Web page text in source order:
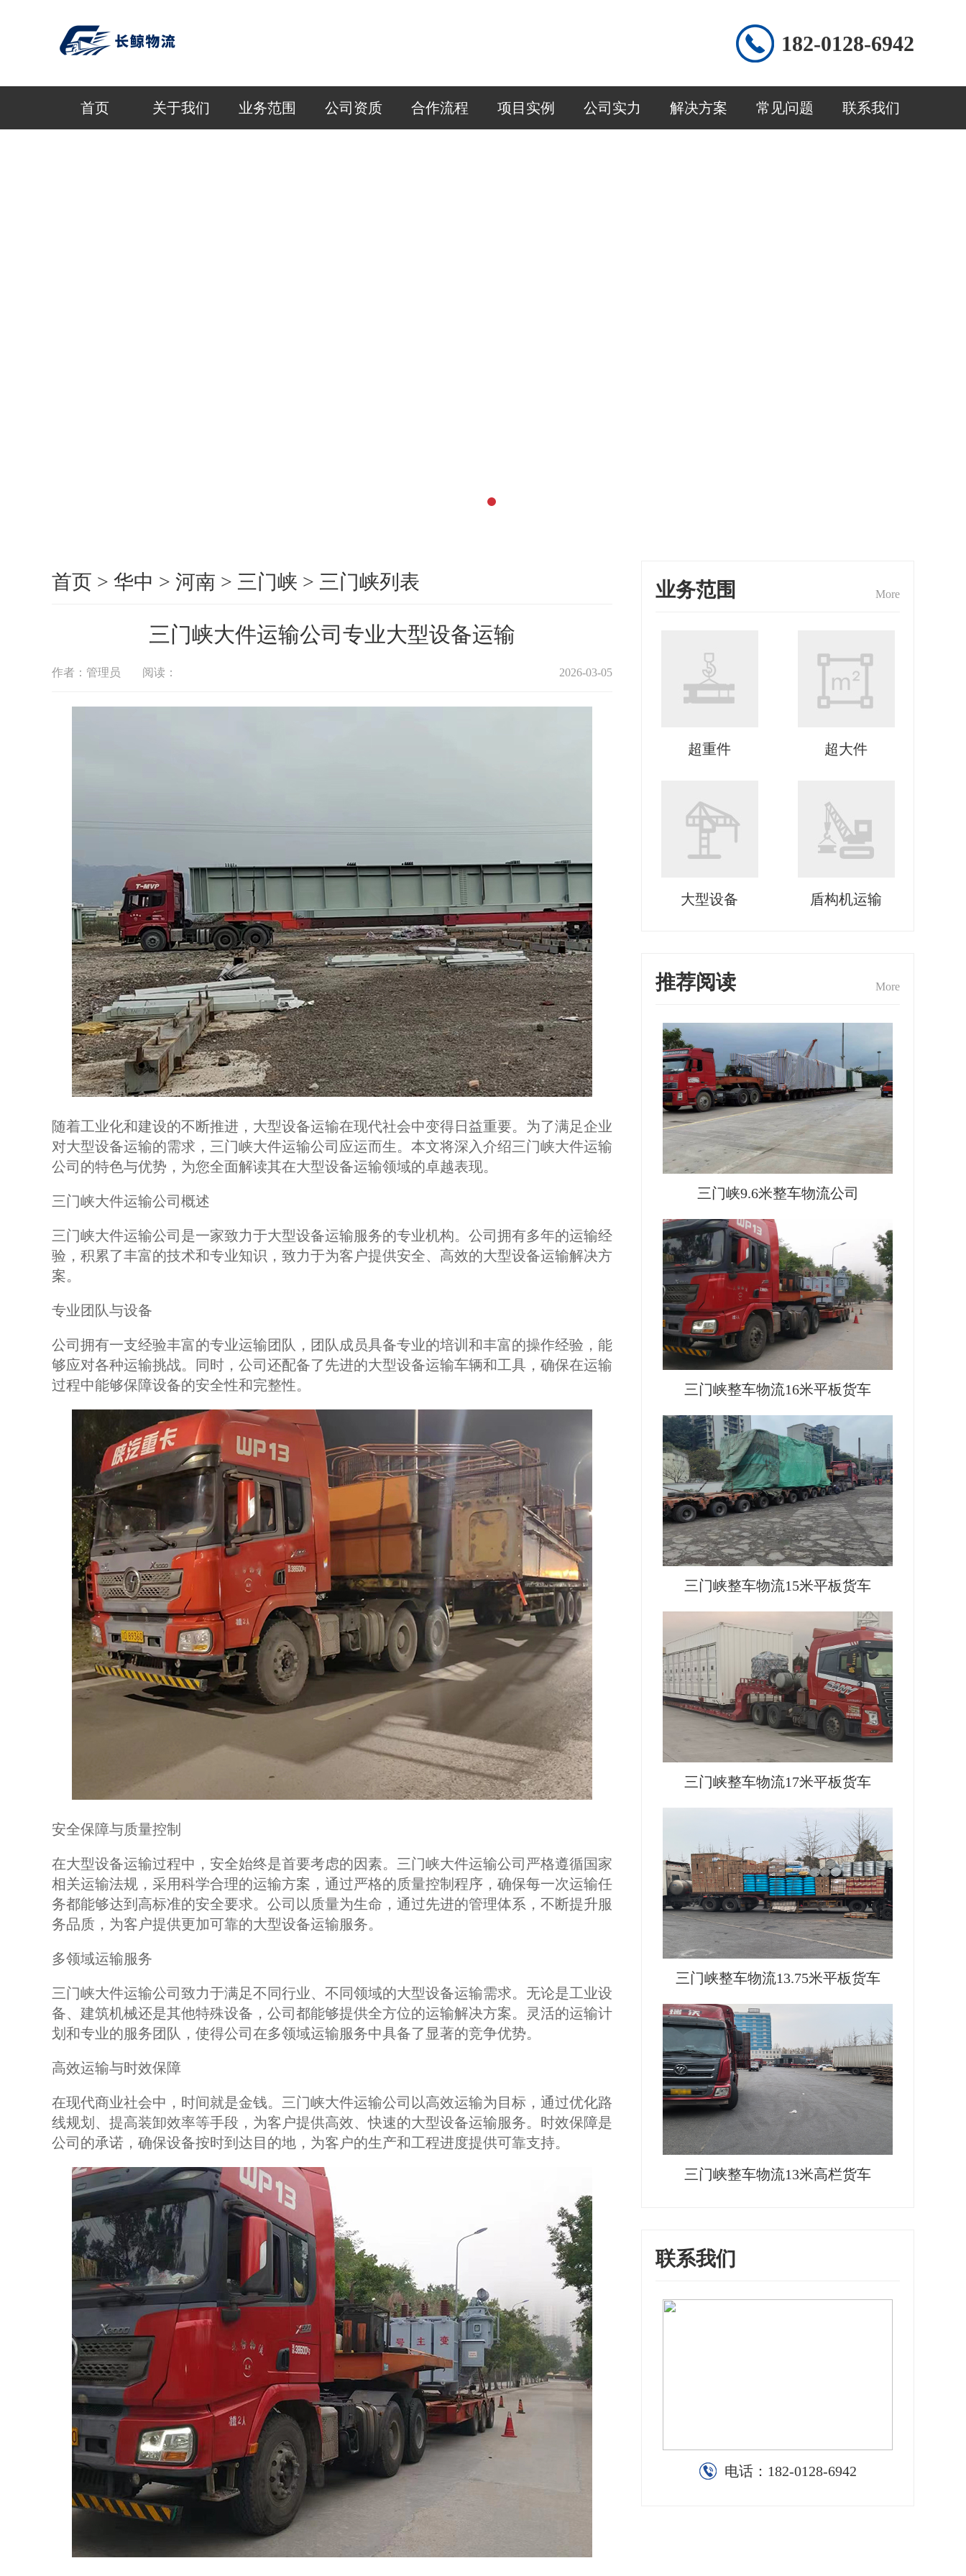
182-0128-6942
首页 关于我们 业务范围 公司资质 合作流程 项目实例 公司实力 解决方案 常见问题 联系我们
首页 > 华中 > 河南 > 三门峡 > 三门峡列表
三门峡大件运输公司专业大型设备运输
作者：管理员 阅读： 2026-03-05
随着工业化和建设的不断推进，大型设备运输在现代社会中变得日益重要。为了满足企业
对大型设备运输的需求，三门峡大件运输公司应运而生。本文将深入介绍三门峡大件运输
公司的特色与优势，为您全面解读其在大型设备运输领域的卓越表现。
三门峡大件运输公司概述
三门峡大件运输公司是一家致力于大型设备运输服务的专业机构。公司拥有多年的运输经
验，积累了丰富的技术和专业知识，致力于为客户提供安全、高效的大型设备运输解决方
案。
专业团队与设备
公司拥有一支经验丰富的专业运输团队，团队成员具备专业的培训和丰富的操作经验，能
够应对各种运输挑战。同时，公司还配备了先进的大型设备运输车辆和工具，确保在运输
过程中能够保障设备的安全性和完整性。
安全保障与质量控制
在大型设备运输过程中，安全始终是首要考虑的因素。三门峡大件运输公司严格遵循国家
相关运输法规，采用科学合理的运输方案，通过严格的质量控制程序，确保每一次运输任
务都能够达到高标准的安全要求。公司以质量为生命，通过先进的管理体系，不断提升服
务品质，为客户提供更加可靠的大型设备运输服务。
多领域运输服务
三门峡大件运输公司致力于满足不同行业、不同领域的大型设备运输需求。无论是工业设
备、建筑机械还是其他特殊设备，公司都能够提供全方位的运输解决方案。灵活的运输计
划和专业的服务团队，使得公司在多领域运输服务中具备了显著的竞争优势。
高效运输与时效保障
在现代商业社会中，时间就是金钱。三门峡大件运输公司以高效运输为目标，通过优化路
线规划、提高装卸效率等手段，为客户提供高效、快速的大型设备运输服务。时效保障是
公司的承诺，确保设备按时到达目的地，为客户的生产和工程进度提供可靠支持。
业务范围 More
超重件 超大件
大型设备 盾构机运输
推荐阅读 More
三门峡9.6米整车物流公司
三门峡整车物流16米平板货车
三门峡整车物流15米平板货车
三门峡整车物流17米平板货车
三门峡整车物流13.75米平板货车
三门峡整车物流13米高栏货车
联系我们
电话： 182-0128-6942